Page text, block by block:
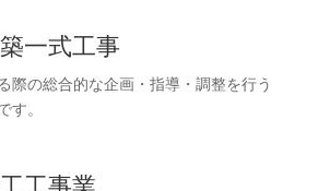
一式工事
際の総合的な企画・指導・調整を行う
す。